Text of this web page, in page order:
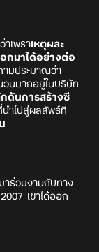
าเพราเหตุผละ
กมาได้อย่างต่อ
ามประมาณว่า
วนมากอยู่ในบริษัท
ดันการสร้างซี
นำไปสู่ผลลัพธ์ที่
าร่วมงานกับทาง
เขาได้ออก